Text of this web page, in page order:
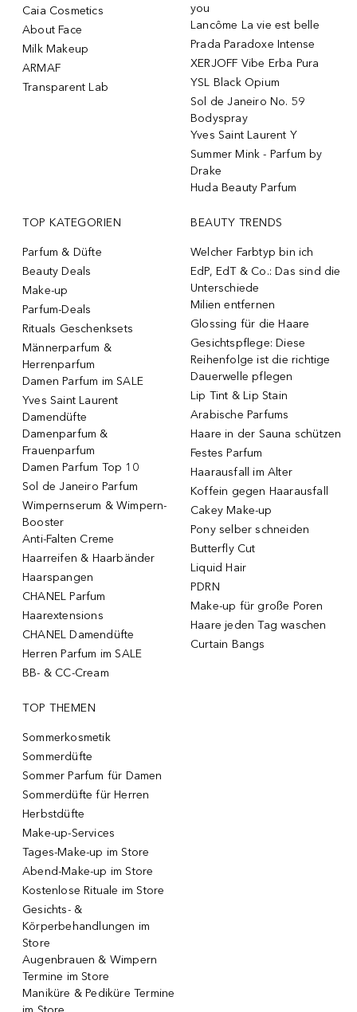
Caia Cosmetics
About Face
Milk Makeup
ARMAF
Transparent Lab
you
Lancôme La vie est belle
Prada Paradoxe Intense
XERJOFF Vibe Erba Pura
YSL Black Opium
Sol de Janeiro No. 59
Bodyspray
Yves Saint Laurent Y
Summer Mink - Parfum by
Drake
Huda Beauty Parfum
TOP KATEGORIEN
Parfum & Düfte
Beauty Deals
Make-up
Parfum-Deals
Rituals Geschenksets
Männerparfum &
Herrenparfum
Damen Parfum im SALE
Yves Saint Laurent
Damendüfte
Damenparfum &
Frauenparfum
Damen Parfum Top 10
Sol de Janeiro Parfum
Wimpernserum & Wimpern-
Booster
Anti-Falten Creme
Haarreifen & Haarbänder
Haarspangen
CHANEL Parfum
Haarextensions
CHANEL Damendüfte
Herren Parfum im SALE
BB- & CC-Cream
BEAUTY TRENDS
Welcher Farbtyp bin ich
EdP, EdT & Co.: Das sind die
Unterschiede
Milien entfernen
Glossing für die Haare
Gesichtspflege: Diese
Reihenfolge ist die richtige
Dauerwelle pflegen
Lip Tint & Lip Stain
Arabische Parfums
Haare in der Sauna schützen
Festes Parfum
Haarausfall im Alter
Koffein gegen Haarausfall
Cakey Make-up
Pony selber schneiden
Butterfly Cut
Liquid Hair
PDRN
Make-up für große Poren
Haare jeden Tag waschen
Curtain Bangs
TOP THEMEN
Sommerkosmetik
Sommerdüfte
Sommer Parfum für Damen
Sommerdüfte für Herren
Herbstdüfte
Make-up-Services
Tages-Make-up im Store
Abend-Make-up im Store
Kostenlose Rituale im Store
Gesichts- &
Körperbehandlungen im
Store
Augenbrauen & Wimpern
Termine im Store
Maniküre & Pediküre Termine